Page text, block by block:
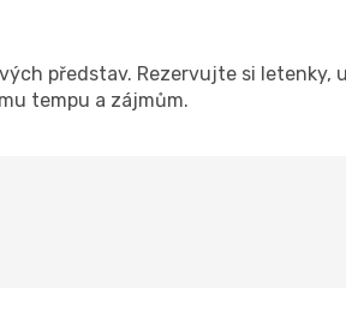
představ. Rezervujte si letenky,
tempu a zájmům.